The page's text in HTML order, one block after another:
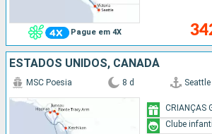
Pague em 4X
ESTADOS UNIDOS, CANADÁ
MSC Poesia 8 d Seattle
CRIANÇAS
Clube